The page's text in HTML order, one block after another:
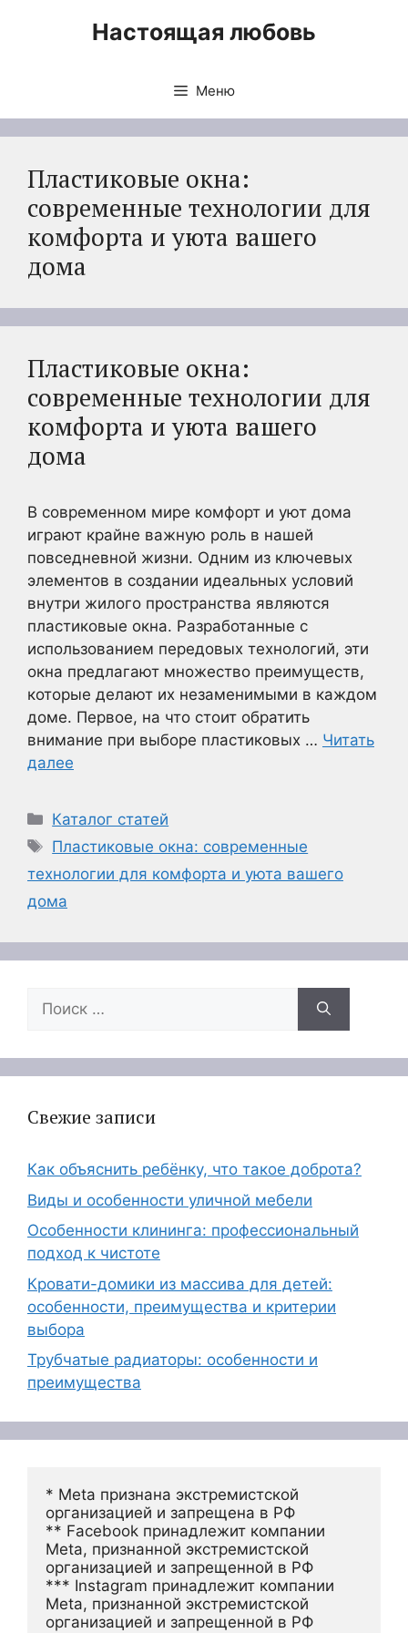
Настоящая любовь
Меню
Пластиковые окна:
современные технологии для
комфорта и уюта вашего
дома
Пластиковые окна:
современные технологии для
комфорта и уюта вашего
дома
В современном мире комфорт и уют дома
играют крайне важную роль в нашей
повседневной жизни. Одним из ключевых
элементов в создании идеальных условий
внутри жилого пространства являются
пластиковые окна. Разработанные с
использованием передовых технологий, эти
окна предлагают множество преимуществ,
которые делают их незаменимыми в каждом
доме. Первое, на что стоит обратить
внимание при выборе пластиковых … Читать
далее
Рубрики
Каталог статей
Метки
Пластиковые окна: современные
технологии для комфорта и уюта вашего
дома
Поиск:
Свежие записи
Как объяснить ребёнку, что такое доброта?
Виды и особенности уличной мебели
Особенности клининга: профессиональный
подход к чистоте
Кровати-домики из массива для детей:
особенности, преимущества и критерии
выбора
Трубчатые радиаторы: особенности и
преимущества
* Meta признана экстремистской
организацией и запрещена в РФ
** Facebook принадлежит компании
Meta, признанной экстремистской
организацией и запрещенной в РФ
*** Instagram принадлежит компании
Meta, признанной экстремистской
организацией и запрещенной в РФ